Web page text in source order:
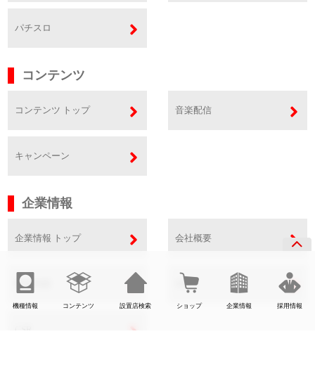
機種情報 コンテンツ 設置店検索 ショップ 企業情報 採用情報
パチスロ
コンテンツ
コンテンツ トップ 音楽配信
キャンペーン
企業情報
企業情報 トップ 会社概要
事業内容 SDGs